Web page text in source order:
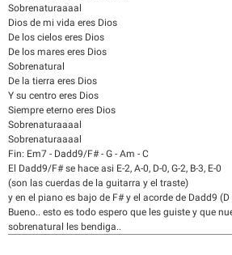
Sobrenaturaaaal
Dios de mi vida eres Dios
De los cielos eres Dios
De los mares eres Dios
Sobrenatural
De la tierra eres Dios
Y su centro eres Dios
Siempre eterno eres Dios
Sobrenaturaaaal
Sobrenaturaaaal
Fin: Em7 - Dadd9/F# - G - Am - C
El Dadd9/F# se hace asi E-2, A-0, D-0, G-2, B-3, E-0
(son las cuerdas de la guitarra y el traste)
y en el piano es bajo de F# y el acorde de Dadd9 (D
Bueno.. esto es todo espero que les guiste y que
sobrenatural les bendiga..